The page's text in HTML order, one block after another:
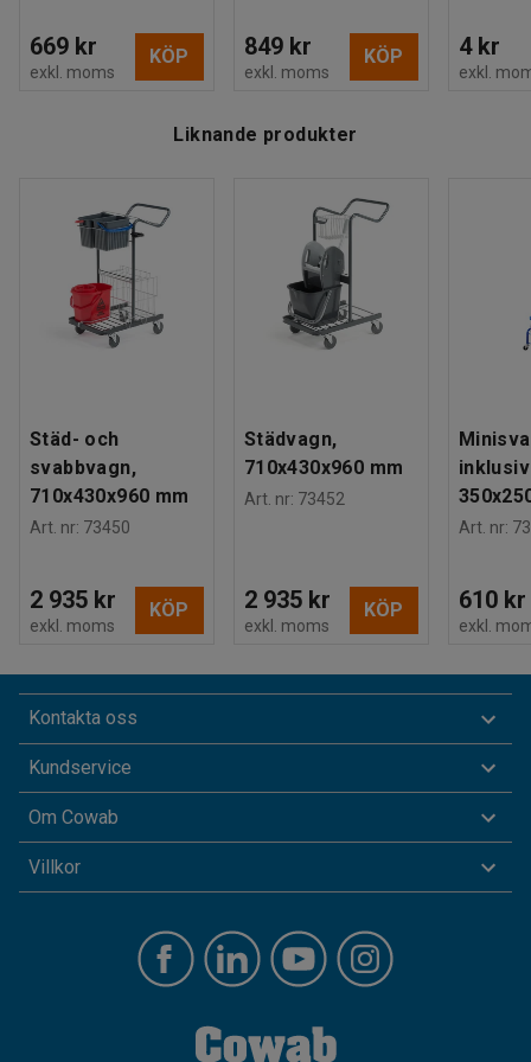
669 kr
exkl. moms
KÖP 849 kr
exkl. moms
KÖP 4 kr
exkl.
Liknande produkter
Städ- och
svabbvagn,
710x430x960 mm
Art. nr: 73450
2 935 kr
exkl. moms
KÖP
Städvagn,
710x430x960 mm
Art. nr: 73452
2 935 kr
exkl. moms
KÖP
Art. nr:
610 kr
exkl.
Kontakta oss
Kundservice
Om Cowab
Villkor